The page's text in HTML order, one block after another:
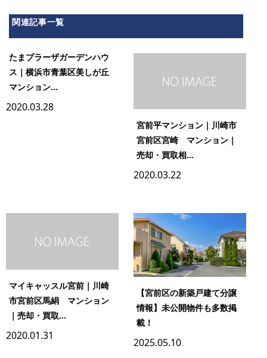
関連記事一覧
たまプラーザガーデンハウ
ス｜横浜市青葉区美しが丘
マンション...
2020.03.28
宮前平マンション｜川崎市
宮前区宮崎 マンション｜
売却・買取相...
2020.03.22
マイキャッスル宮前｜川崎
市宮前区馬絹 マンション
｜売却・買取...
2020.01.31
【宮前区の新築戸建て分譲
情報】未公開物件も多数掲
載！
2025.05.10